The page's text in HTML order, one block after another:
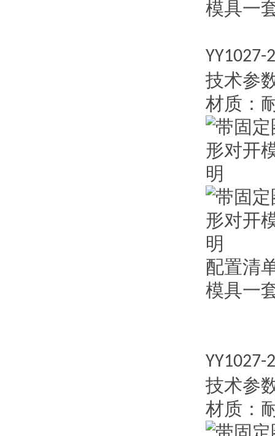
模具一
YY1027-
技术参
材质：
配置清
模具一
YY1027-
技术参
材质：